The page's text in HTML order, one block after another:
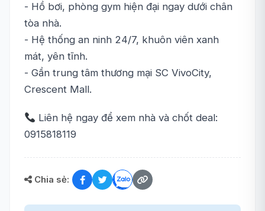
- Hồ bơi, phòng gym hiện đại ngay dưới chân
tòa nhà.
- Hệ thống an ninh 24/7, khuôn viên xanh
mát, yên tĩnh.
- Gần trung tâm thương mại SC VivoCity,
Crescent Mall.
Liên hệ ngay để xem nhà và chốt deal:
0915818119
Chia sẻ: